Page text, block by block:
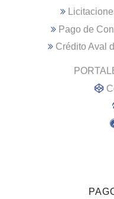
Pago de
Crédito Aval